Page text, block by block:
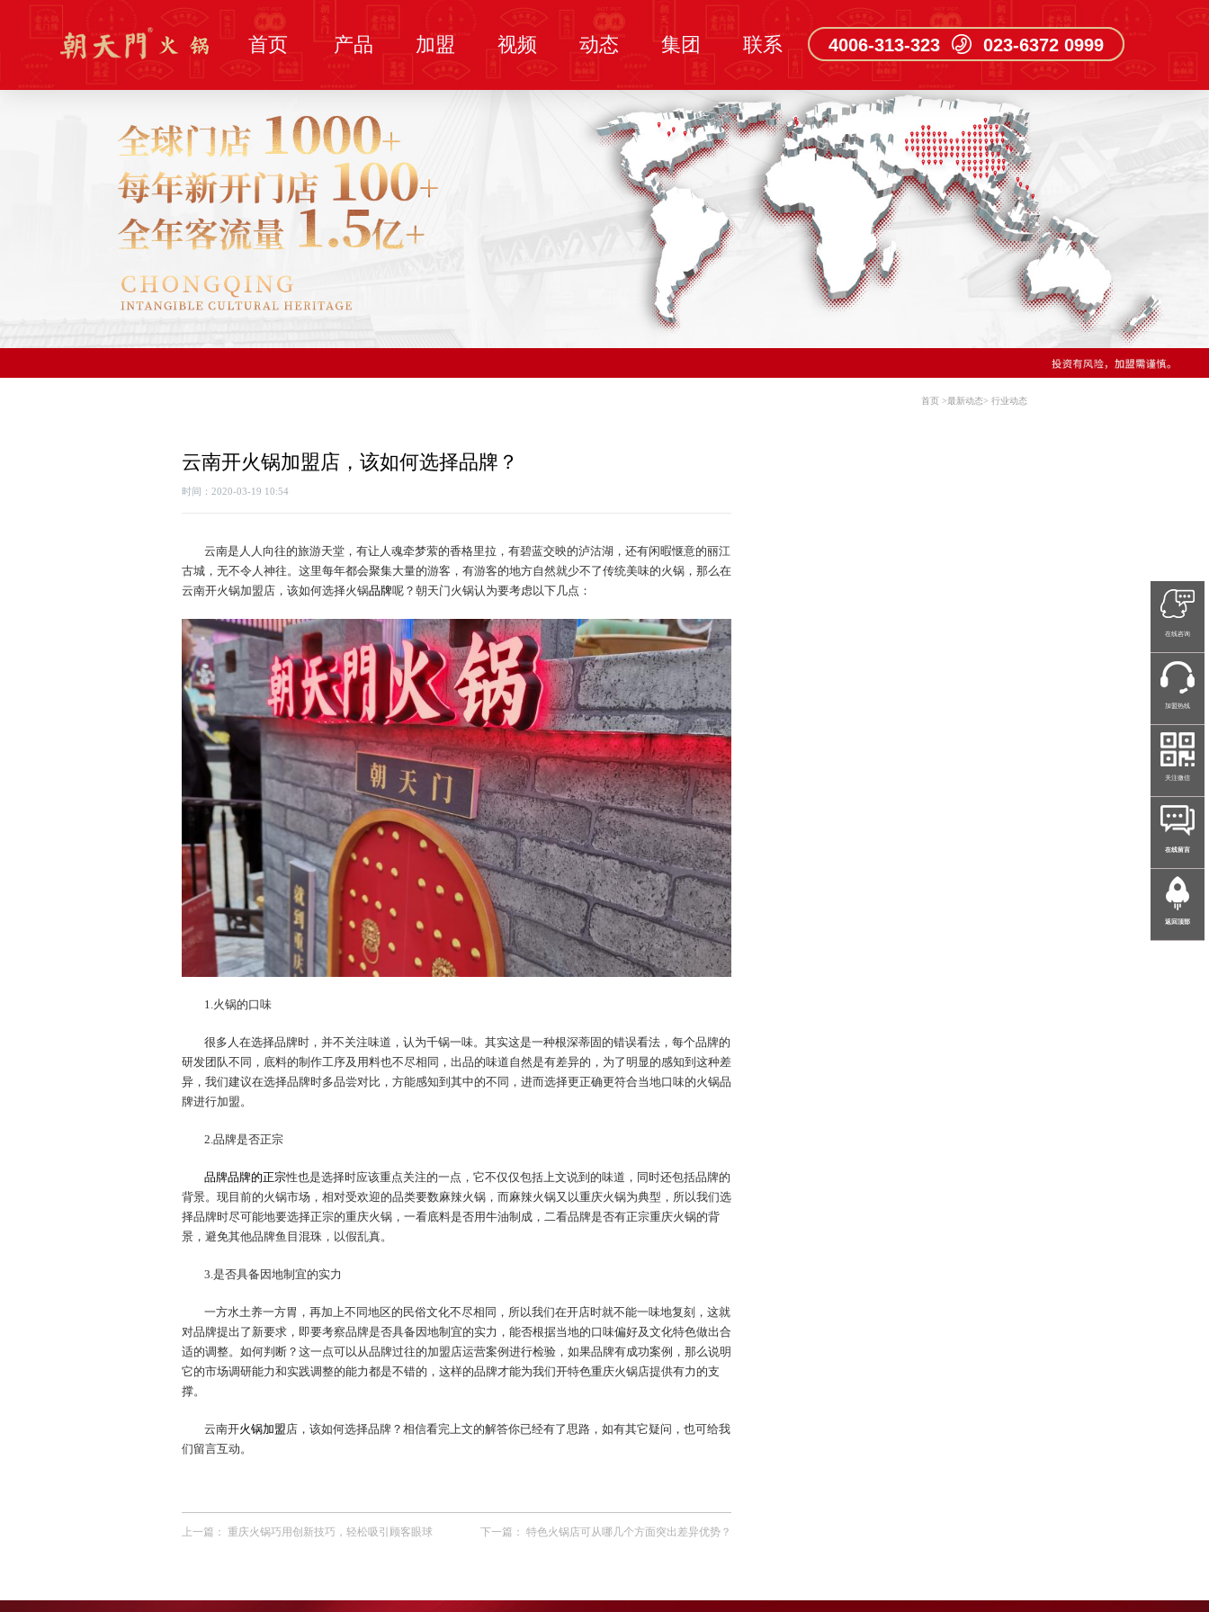
首页 产品 加盟 视频 动态 集团 联系 4006-313-323 023-6372 0999
首页>最新动态>行业动态
云南开火锅加盟店，该如何选择品牌？
时间：2020-03-19 10:54
云南是人人向往的旅游天堂，有让人魂牵梦萦的香格里拉，有碧蓝交映的泸沽湖，还有闲暇惬意的丽江
古城，无不令人神往。这里每年都会聚集大量的游客，有游客的地方自然就少不了传统美味的火锅，那么在
云南开火锅加盟店，该如何选择火锅品牌呢？朝天门火锅认为要考虑以下几点：
1.火锅的口味
很多人在选择品牌时，并不关注味道，认为千锅一味。其实这是一种根深蒂固的错误看法，每个品牌的
研发团队不同，底料的制作工序及用料也不尽相同，出品的味道自然是有差异的，为了明显的感知到这种差
异，我们建议在选择品牌时多品尝对比，方能感知到其中的不同，进而选择更正确更符合当地口味的火锅品
牌进行加盟。
2.品牌是否正宗
品牌品牌的正宗性也是选择时应该重点关注的一点，它不仅仅包括上文说到的味道，同时还包括品牌的
背景。现目前的火锅市场，相对受欢迎的品类要数麻辣火锅，而麻辣火锅又以重庆火锅为典型，所以我们选
择品牌时尽可能地要选择正宗的重庆火锅，一看底料是否用牛油制成，二看品牌是否有正宗重庆火锅的背
景，避免其他品牌鱼目混珠，以假乱真。
3.是否具备因地制宜的实力
一方水土养一方胃，再加上不同地区的民俗文化不尽相同，所以我们在开店时就不能一味地复刻，这就
对品牌提出了新要求，即要考察品牌是否具备因地制宜的实力，能否根据当地的口味偏好及文化特色做出合
适的调整。如何判断？这一点可以从品牌过往的加盟店运营案例进行检验，如果品牌有成功案例，那么说明
它的市场调研能力和实践调整的能力都是不错的，这样的品牌才能为我们开特色重庆火锅店提供有力的支
撑。
云南开火锅加盟 店，该如何选择品牌？相信看完上文的解答你已经有了思路，如有其它疑问，也可给我
们留言互动。
上一篇： 重庆火锅巧用创新技巧，轻松吸引顾客眼球 下一篇：特色火锅店可从哪几个方面突出差异优势？
在线咨询
加盟热线
关注微信
在线留言
返回顶部